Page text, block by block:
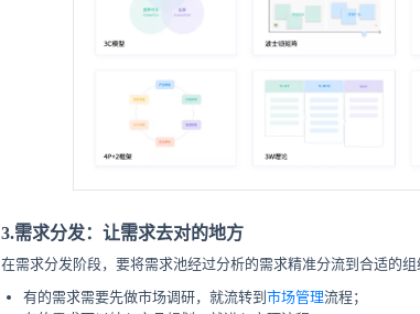
3.需求分发：让需求去对的地方
在需求分发阶段，要将需求池经过分析的需求精准分流到合适的组
有的需求需要先做市场调研，就流转到市场管理流程；